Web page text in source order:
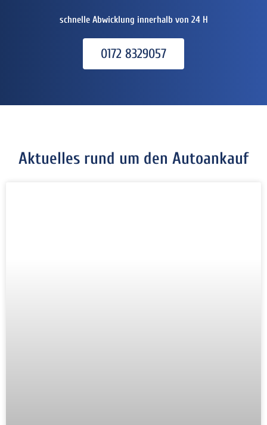
schnelle Abwicklung innerhalb von 24 H
0172 8329057
Aktuelles rund um den Autoankauf